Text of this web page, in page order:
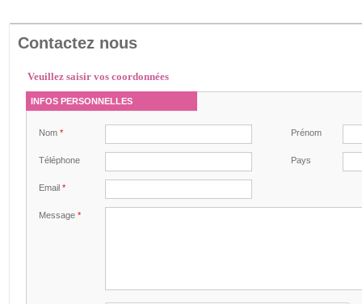
Contactez nous
Veuillez saisir vos coordonnées
INFOS PERSONNELLES
Nom * Prénom
Téléphone Pays
Email *
Message *